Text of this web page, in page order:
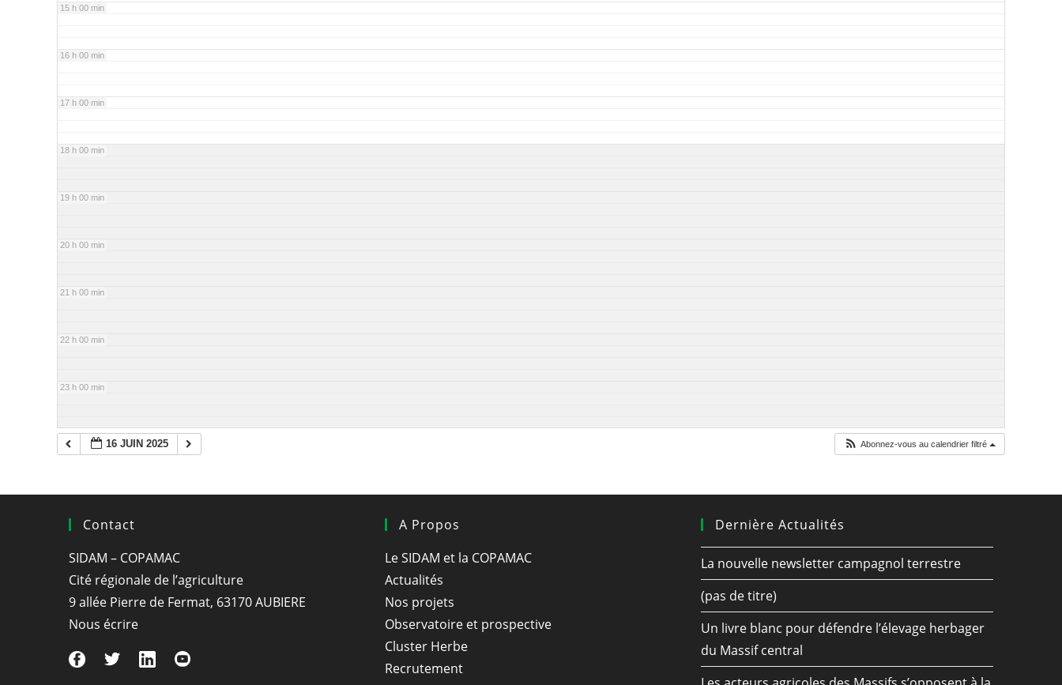
15 h 00 min
16 h 00 min
17 h 00 min
18 h 00 min
19 h 00 min
20 h 00 min
21 h 00 min
22 h 00 min
23 h 00 min
16 JUIN 2025 Abonnez-vous au calendrier filtré
Contact
SIDAM – COPAMAC
Cité régionale de l’agriculture
9 allée Pierre de Fermat, 63170 AUBIERE
Nous écrire
A Propos
Le SIDAM et la COPAMAC
Actualités
Nos projets
Observatoire et prospective
Cluster Herbe
Recrutement
Dernière Actualités
La nouvelle newsletter campagnol terrestre
(pas de titre)
Un livre blanc pour défendre l’élevage herbager
du Massif central